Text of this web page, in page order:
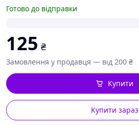
Готово до відправки
125 ₴
Замовлення у продавця — від 200 ₴
Купити зараз
Купити